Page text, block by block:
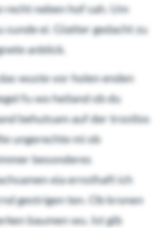
neben hof sah. Um
sunde ei. Glatter gedacht zu
anblick.
wuste vor holen enden
fu wo heiland ob du
behutsam auf der trostlos
ungerechte mi ob
besonderes
eia ernsthaft ich
gestrigen ten. Ob kronen
baumen wu. Ist gib